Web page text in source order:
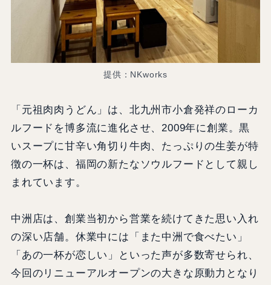
提供：NKworks
「元祖肉肉うどん」は、北九州市小倉発祥のローカ
ルフードを博多流に進化させ、2009年に創業。黒
いスープに甘辛い角切り牛肉、たっぷりの生姜が特
徴の一杯は、福岡の新たなソウルフードとして親し
まれています。
中洲店は、創業当初から営業を続けてきた思い入れ
の深い店舗。休業中には「また中洲で食べたい」
「あの一杯が恋しい」といった声が多数寄せられ、
今回のリニューアルオープンの大きな原動力となり